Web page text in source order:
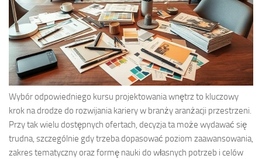
Wybór odpowiedniego kursu projektowania wnętrz to kluczowy
krok na drodze do rozwijania kariery w branży aranżacji przestrzeni.
Przy tak wielu dostępnych ofertach, decyzja ta może wydawać się
trudna, szczególnie gdy trzeba dopasować poziom zaawansowania,
zakres tematyczny oraz formę nauki do własnych potrzeb i celów